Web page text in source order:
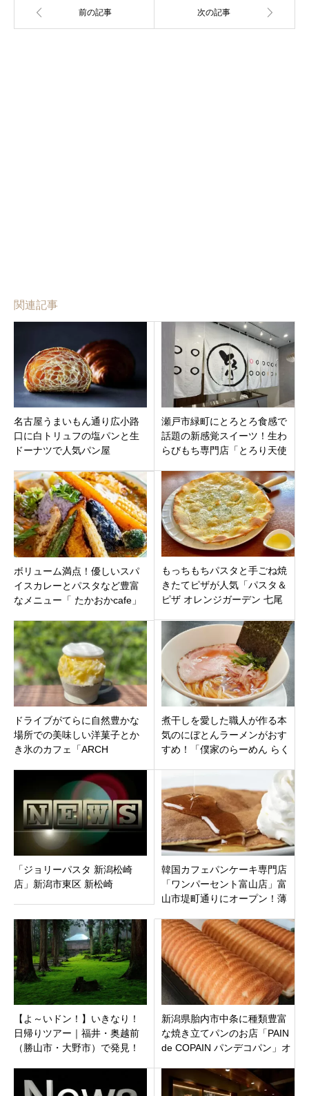
関連記事
名古屋うまいもん通り広小路
口に白トリュフの塩パンと生
ドーナツで人気パン屋
店」がオープン！
瀬戸市緑町にとろとろ食感で
話題の新感覚スイーツ！生わ
らびもち専門店「とろり天使
日オープン
ボリューム満点！優しいスパ
イスカレーとパスタなど豊富
なメニュー「 たかおかcafe」
もっちもちパスタと手ごね焼
きたてピザが人気「パスタ＆
ピザ オレンジガーデン 七尾
ドライブがてらに自然豊かな
場所での美味しい洋菓子とか
き氷のカフェ「ARCH
煮干しを愛した職人が作る本
気のにぼとんラーメンがおす
すめ！「僕家のらーめん らく
「ジョリーパスタ 新潟松崎
店」新潟市東区 新松崎
韓国カフェパンケーキ専門店
「ワンパーセント富山店」富
山市堤町通りにオープン！薄
【よ～いドン！】いきなり！
日帰りツアー｜福井・奥越前
（勝山市・大野市）で発見！
を巡る日帰り旅
新潟県胎内市中条に種類豊富
な焼き立てパンのお店「PAIN
de COPAIN パンデコパン」オ